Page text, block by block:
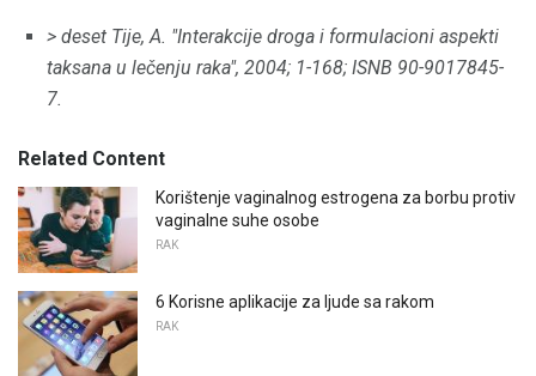
> deset Tije, A. "Interakcije droga i formulacioni aspekti
taksana u lečenju raka", 2004; 1-168; ISNB 90-9017845-
7.
Related Content
Korištenje vaginalnog estrogena za borbu protiv
vaginalne suhe osobe
RAK
6 Korisne aplikacije za ljude sa rakom
RAK